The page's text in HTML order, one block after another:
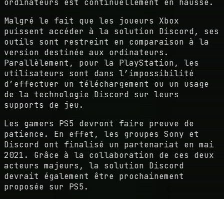
ordinateurs est continuellement en hausse.
Malgré le fait que les joueurs Xbox
puissent accéder à la solution Discord, ses
outils sont restreint en comparaison à la
version destinée aux ordinateurs.
Parallèlement, pour la PlayStation, les
utilisateurs sont dans l’impossibilité
d’effectuer un téléchargement ou un usage
de la technologie Discord sur leurs
supports de jeu.
Les gamers PS5 devront faire preuve de
patience. En effet, les groupes Sony et
Discord ont finalisé un partenariat en mai
2021. Grâce à la collaboration de ces deux
acteurs majeurs, la solution Discord
devrait également être prochainement
proposée sur PS5.